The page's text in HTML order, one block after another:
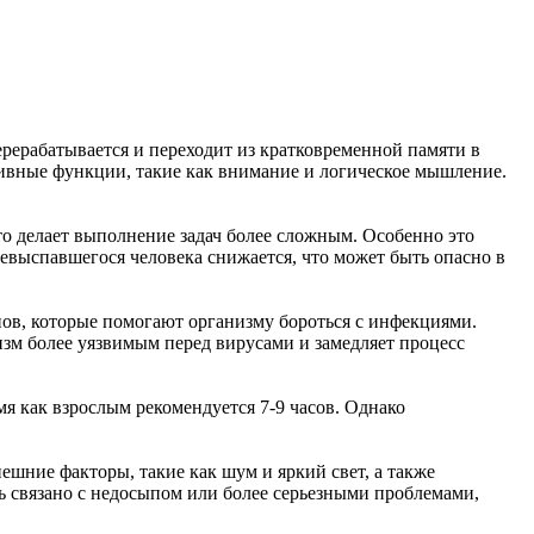
и переходит из кратковременной памяти в
функции, такие как внимание и логическое мышление.
делает выполнение задач более сложным. Особенно это
человека снижается, что может быть опасно в
которые помогают организму бороться с инфекциями.
более уязвимым перед вирусами и замедляет процесс
как взрослым рекомендуется 7-9 часов. Однако
факторы, такие как шум и яркий свет, а также
с недосыпом или более серьезными проблемами,